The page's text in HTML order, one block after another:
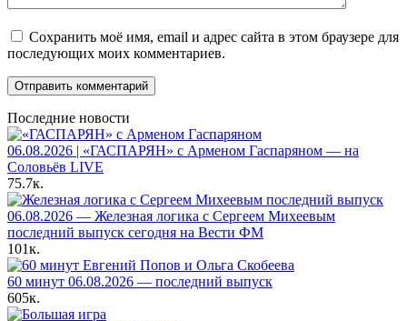
Сохранить моё имя, email и адрес сайта в этом браузере для
последующих моих комментариев.
Последние новости
06.08.2026 | «ГАСПАРЯН» с Арменом Гаспаряном — на
Соловьёв LIVE
75.7к.
06.08.2026 — Железная логика с Сергеем Михеевым
последний выпуск сегодня на Вести ФМ
101к.
60 минут 06.08.2026 — последний выпуск
605к.